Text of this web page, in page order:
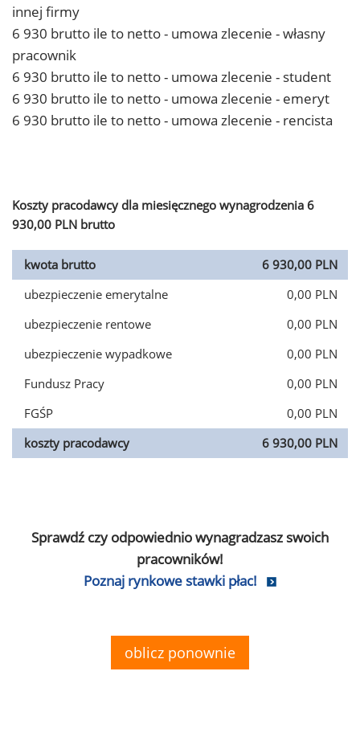
innej firmy
6 930 brutto ile to netto - umowa zlecenie - własny
pracownik
6 930 brutto ile to netto - umowa zlecenie - student
6 930 brutto ile to netto - umowa zlecenie - emeryt
6 930 brutto ile to netto - umowa zlecenie - rencista
Koszty pracodawcy dla miesięcznego wynagrodzenia 6
930,00 PLN brutto
kwota brutto
6 930,00 PLN
ubezpieczenie emerytalne
0,00 PLN
ubezpieczenie rentowe
0,00 PLN
ubezpieczenie wypadkowe
0,00 PLN
Fundusz Pracy
0,00 PLN
FGŚP
0,00 PLN
koszty pracodawcy
6 930,00 PLN
Sprawdź czy odpowiednio wynagradzasz swoich
pracowników!
Poznaj rynkowe stawki płac!
oblicz ponownie